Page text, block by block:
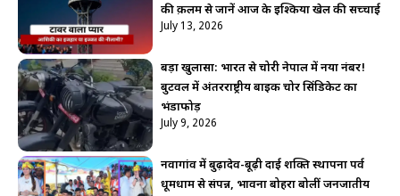
की क़लम से जानें आज के इश्किया खेल की सच्चाई
July 13, 2026
बड़ा खुलासा: भारत से चोरी नेपाल में नया नंबर!
बुटवल में अंतरराष्ट्रीय बाइक चोर सिंडिकेट का
भंडाफोड़
July 9, 2026
नवागांव में बुढ़ादेव-बूढ़ी दाई शक्ति स्थापना पर्व
धूमधाम से संपन्न, भावना बोहरा बोलीं जनजातीय